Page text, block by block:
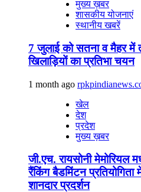
मुख्य ख़बर
शासकीय योजनाएं
स्थानीय खबरें
7 जुलाई को सतना व मैहर में
खिलाड़ियों का प्रतिभा चयन
1 month ago
खेल
देश
प्रदेश
मुख्य ख़बर
जी.एच. रायसोनी मेमोरियल
रैंकिंग बैडमिंटन प्रतियोगिता
शानदार प्रदर्शन